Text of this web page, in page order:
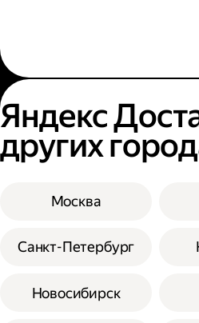
Яндекс
других
Москва
Санкт-Петербург
Новосибирск